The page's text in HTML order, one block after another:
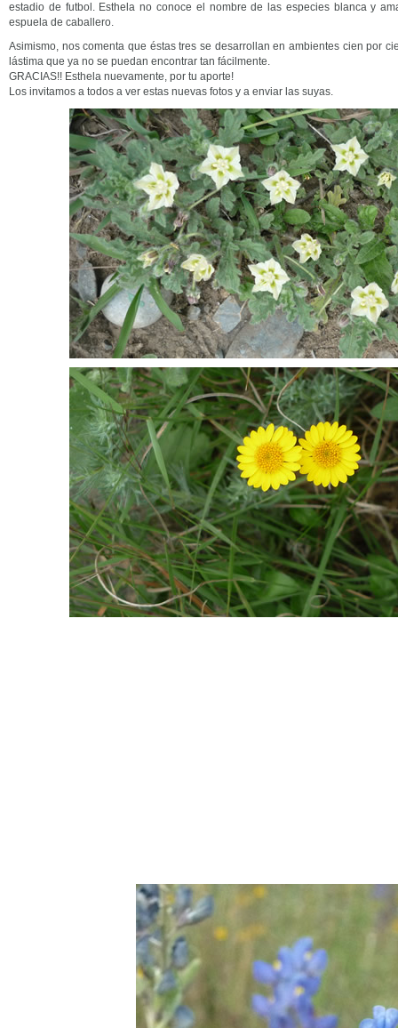
estadio de futbol. Esthela no conoce el nombre de las especies blanca y
espuela de caballero.
Asimismo, nos comenta que éstas tres se desarrollan en ambientes cien por
lástima que ya no se puedan encontrar tan fácilmente.
GRACIAS!! Esthela nuevamente, por tu aporte!
Los invitamos a todos a ver estas nuevas fotos y a enviar las suyas.